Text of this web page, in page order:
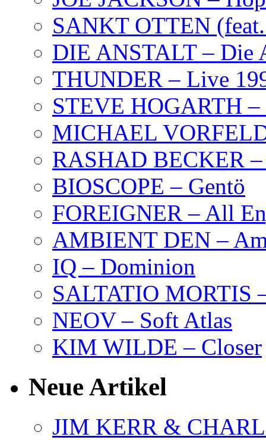
SANKT OTTEN
DIE ANSTALT – Die
THUNDER – Live
STEVE HOGARTH –
MICHAEL
RASHAD BECKER
BIOSCOPE – Gentö
FOREIGNER – All
AMBIENT DEN –
IQ – Dominion
SALTATIO MORTIS
NEOV – Soft Atlas
KIM WILDE – Closer
Neue Artikel
JIM KERR &